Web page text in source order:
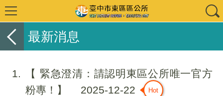
最新消息
1
【 緊急澄清：請認明東區公所唯一官方
粉專！】
2025-12-22